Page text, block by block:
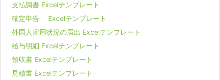
支払調書 Excelテンプレート
確定申告 Excelテンプレート
外国人雇用状況の届出 Excelテンプレート
給与明細 Excelテンプレート
領収書 Excelテンプレート
見積書 Excelテンプレート